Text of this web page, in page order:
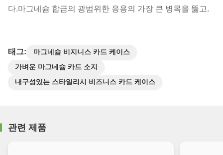
다.마그네슘 합금의 광범위한 응용의 가장 큰 병목을 뚫고.
태그:
마그네슘 비지니스 카드 케이스
가벼운 마그네슘 카드 소지
내구성있는 스타일리시 비즈니스 카드 케이스
관련 제품